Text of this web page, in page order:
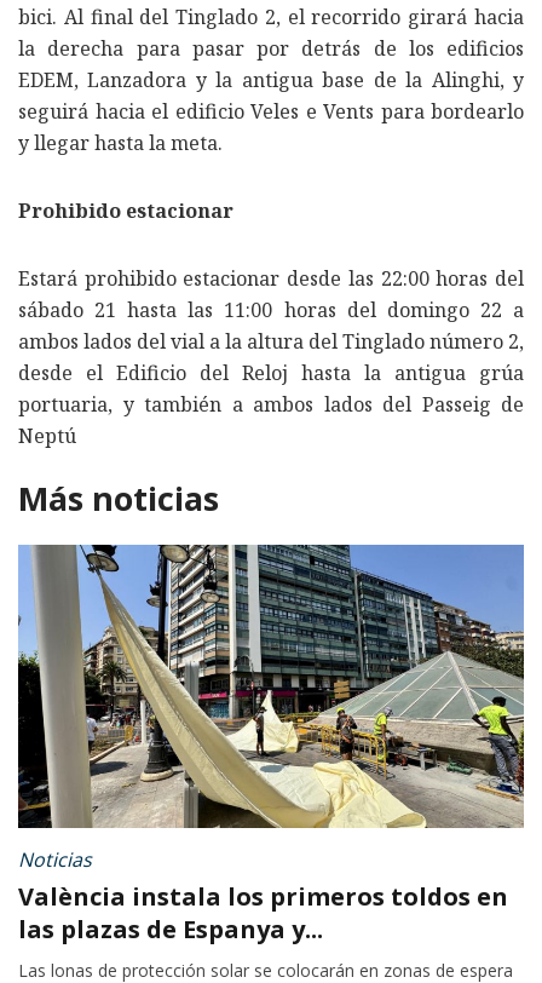
bici. Al final del Tinglado 2, el recorrido girará hacia
la derecha para pasar por detrás de los edificios
EDEM, Lanzadora y la antigua base de la Alinghi, y
seguirá hacia el edificio Veles e Vents para bordearlo
y llegar hasta la meta.
Prohibido estacionar
Estará prohibido estacionar desde las 22:00 horas del
sábado 21 hasta las 11:00 horas del domingo 22 a
ambos lados del vial a la altura del Tinglado número 2,
desde el Edificio del Reloj hasta la antigua grúa
portuaria, y también a ambos lados del Passeig de
Neptú
Más noticias
Noticias
València instala los primeros toldos en
las plazas de Espanya y...
Las lonas de protección solar se colocarán en zonas de espera